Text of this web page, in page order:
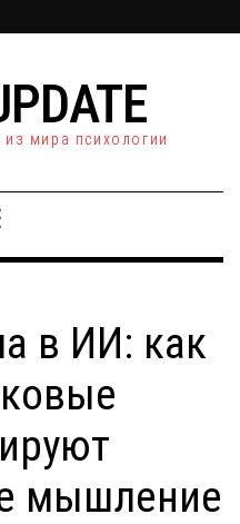
из мира психологии
в ИИ: как
мышление